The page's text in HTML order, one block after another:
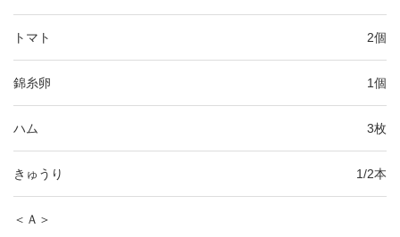
トマト 2個
錦糸卵 1個
ハム 3枚
きゅうり 1/2本
＜Ａ＞